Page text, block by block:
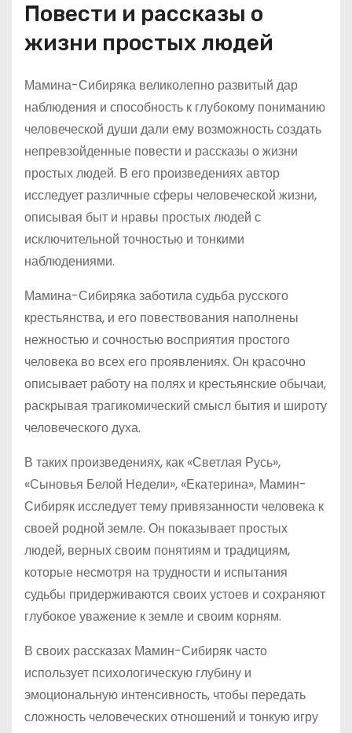
Повести и рассказы о
жизни простых людей
Мамина-Сибиряка великолепно развитый дар
наблюдения и способность к глубокому пониманию
человеческой души дали ему возможность создать
непревзойденные повести и рассказы о жизни
простых людей. В его произведениях автор
исследует различные сферы человеческой жизни,
описывая быт и нравы простых людей с
исключительной точностью и тонкими
наблюдениями.
Мамина-Сибиряка заботила судьба русского
крестьянства, и его повествования наполнены
нежностью и сочностью восприятия простого
человека во всех его проявлениях. Он красочно
описывает работу на полях и крестьянские обычаи,
раскрывая трагикомический смысл бытия и широту
человеческого духа.
В таких произведениях, как «Светлая Русь»,
«Сыновья Белой Недели», «Екатерина», Мамин-
Сибиряк исследует тему привязанности человека к
своей родной земле. Он показывает простых
людей, верных своим понятиям и традициям,
которые несмотря на трудности и испытания
судьбы придерживаются своих устоев и сохраняют
глубокое уважение к земле и своим корням.
В своих рассказах Мамин-Сибиряк часто
использует психологическую глубину и
эмоциональную интенсивность, чтобы передать
сложность человеческих отношений и тонкую игру